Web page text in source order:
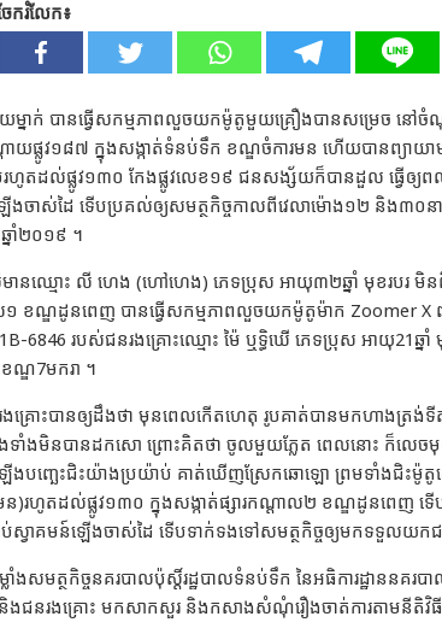
ែករំលែក៖
ម្នាក់ បានធ្វើសកម្មភាពលួចយកម៉ូតូមួយគ្រឿងបានសម្រេច ន
ផ្លូវ១៨៧ ក្នុងសង្កាត់ទំនប់ទឹក ខណ្ឌចំការមន ហើយបានព្យាយាម
រហូតដល់ផ្លូវ១៣០ កែងផ្លូវលេខ១៩ ជនសង្ស័យក៏បានដួល ធ្វើឲ្យពល
ងចាស់ដៃ ទើបប្រគល់ឲ្យសមត្ថកិច្ចកាលពីវេលាម៉ោង១២ និង៣០
នាំ២០១៩ ។
នឈ្មោះ លី ហេង (ហៅហេង) ភេទប្រុស អាយុ៣២ឆ្នាំ មុខរបរ មិន
ល១ ខណ្ឌដូនពេញ បានធ្វើសកម្មភាពលួចយកម៉ូតូម៉ាក ​Zoomer
6846 របស់ជនរងគ្រោះឈ្មោះ ម៉ៃ ឬទ្ធិឃេី ភេទប្រុស ​អាយុ21ឆ្នាំ
ណ្ឌ7មករា ។
គ្រោះបានឲ្យដឹងថា មុនពេលកើតហេតុ រូបគាត់បានមកហាងត្រង់
ាំងមិនបានដកសោ ព្រោះគិតថា ចូលមួយភ្លែត ពេលនោះ ក៏លេ
ឡើងបញ្ឆេះជិះយ៉ាងប្រយ៉ាប់ គាត់ឃើញស្រែកឆោឡោ ព្រមទាំងជិះម៉ូតូដ
មន)រហូតដល់ផ្លូវ១៣០ ក្នុងសង្កាត់ផ្សារកណ្ដាល២ ខណ្ឌដូនពេញ
ប់ស្វាគមន៍ឡើងចាស់ដៃ ទើបទាក់ទងទៅសមត្ថកិច្ចឲ្យមកទទួលយ
ងសមត្ថកិច្ចនគរបាលប៉ុស្ដិ៍រដ្ឋបាលទំនប់ទឹក នៃអធិការដ្ឋាននគរ
ជនរងគ្រោះ មកសាកសួរ និងកសាងសំណុំរឿងចាត់ការតាមនីតិវិធី